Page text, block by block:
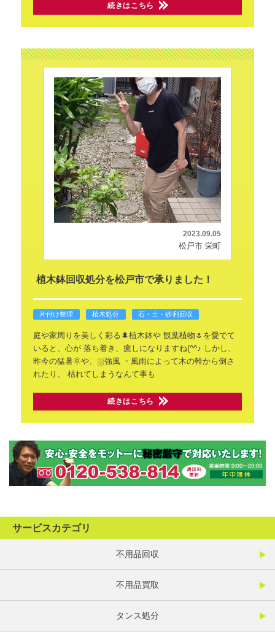
続きはこちら
2023.09.05
松戸市 栄町
植木鉢回収処分を松戸市で承りました！
片付け整理 植木処分 石・土・砂利回収
庭や家周りを美しく彩る🌲植木鉢や観葉植物🌷を愛でて
いると、心が落ち着き、癒しになりますね(^^♪ しかし、
昨今の猛暑🌞や、⛆強風・風雨によって木の幹から倒さ
れたり、
枯れてしまうなんて事も
続きはこちら
サービスカテゴリ
不用品回収
不用品買取
タンス処分